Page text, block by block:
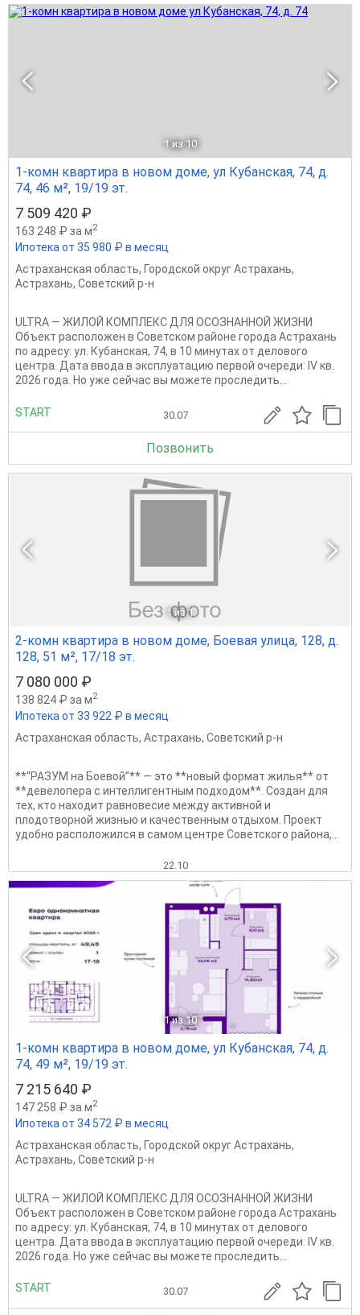
1 из 10
1-комн квартира в новом доме, ул Кубанская, 74, д.
74, 46 м², 19/19 эт.
7 509 420 ₽
163 248 ₽ за м2
Ипотека от 35 980 ₽ в месяц
Астраханская область, Городской округ Астрахань,
Астрахань, Советский р-н
ULTRA — ЖИЛОЙ КОМПЛЕКС ДЛЯ ОСОЗНАННОЙ ЖИЗНИ
Объект расположен в Советском районе города Астрахань
по адресу: ул. Кубанская, 74, в 10 минутах от делового
центра. Дата ввода в эксплуатацию первой очереди: IV кв.
2026 года. Но уже сейчас вы можете проследить...
START 30.07
Позвонить
1 из 1
2-комн квартира в новом доме, Боевая улица, 128, д.
128, 51 м², 17/18 эт.
7 080 000 ₽
138 824 ₽ за м2
Ипотека от 33 922 ₽ в месяц
Астраханская область, Астрахань, Советский р-н
**“РАЗУМ на Боевой”** — это **новый формат жилья** от
**девелопера с интеллигентным подходом**. Создан для
тех, кто находит равновесие между активной и
плодотворной жизнью и качественным отдыхом. Проект
удобно расположился в самом центре Советского района,...
22.10
1 из 10
1-комн квартира в новом доме, ул Кубанская, 74, д.
74, 49 м², 19/19 эт.
7 215 640 ₽
147 258 ₽ за м2
Ипотека от 34 572 ₽ в месяц
Астраханская область, Городской округ Астрахань,
Астрахань, Советский р-н
ULTRA — ЖИЛОЙ КОМПЛЕКС ДЛЯ ОСОЗНАННОЙ ЖИЗНИ
Объект расположен в Советском районе города Астрахань
по адресу: ул. Кубанская, 74, в 10 минутах от делового
центра. Дата ввода в эксплуатацию первой очереди: IV кв.
2026 года. Но уже сейчас вы можете проследить...
START 30.07